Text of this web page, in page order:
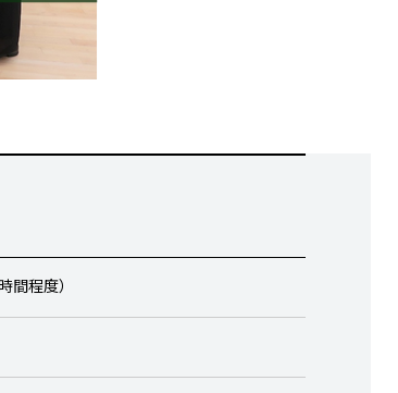
間程度）